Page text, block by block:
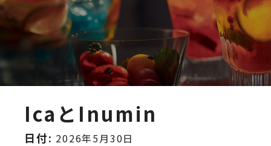
IcaとInumin
日付: 2026年5月30日